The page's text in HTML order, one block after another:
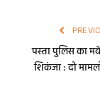
पस्ता पुलिस का
शिकंजा : दो